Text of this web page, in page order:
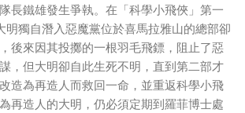
長鐵雄發生爭執。在「科學小飛俠」第一
明獨自潛入惡魔黨位於喜馬拉雅山的總部卻
後來因其投擲的一根羽毛飛鏢，阻止了惡
，但大明卻自此生死不明，直到第二部才
造為再造人而救回一命，並重返科學小飛
再造人的大明，仍必須定期到羅菲博士處